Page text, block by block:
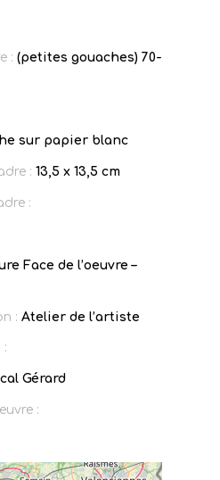
: (petites gouaches) 70-
sur papier blanc
: 13,5 x 13,5 cm
:
Face de l’oeuvre –
: Atelier de l’artiste
:
Gérard
: